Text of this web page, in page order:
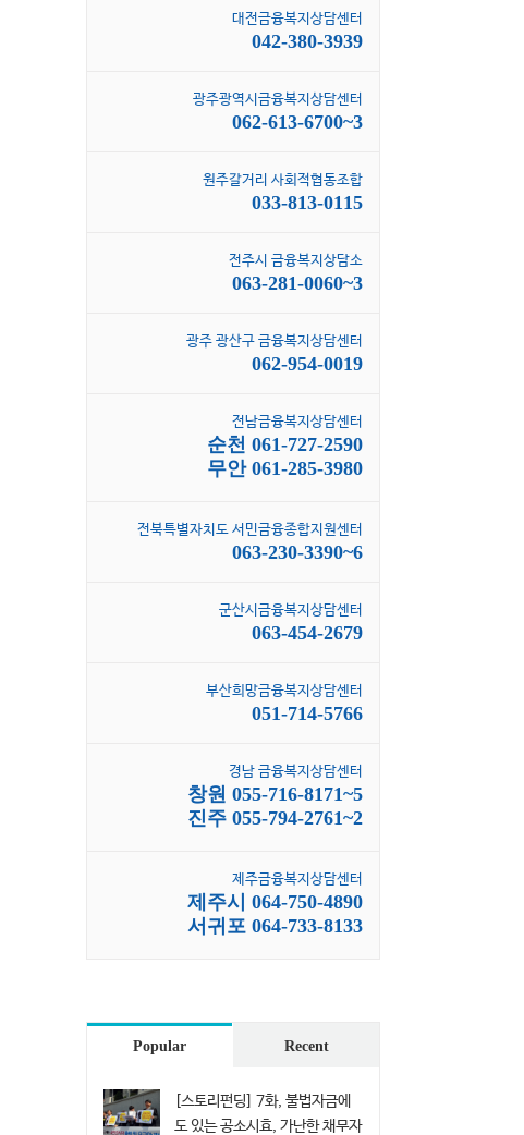
대전금융복지상담센터
042-380-3939
광주광역시금융복지상담센터
062-613-6700~3
원주갈거리 사회적협동조합
033-813-0115
전주시 금융복지상담소
063-281-0060~3
광주 광산구 금융복지상담센터
062-954-0019
전남금융복지상담센터
순천 061-727-2590
무안 061-285-3980
전북특별자치도 서민금융종합지원센터
063-230-3390~6
군산시금융복지상담센터
063-454-2679
부산희망금융복지상담센터
051-714-5766
경남 금융복지상담센터
창원 055-716-8171~5
진주 055-794-2761~2
제주금융복지상담센터
제주시 064-750-4890
서귀포 064-733-8133
Popular Recent
[스토리펀딩] 7화, 불법자금에
도 있는 공소시효, 가난한 채무자